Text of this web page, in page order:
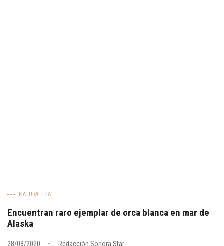
NATURALEZA
Encuentran raro ejemplar de orca blanca en mar de
Alaska
28/08/2020 Redacción Sonora Star